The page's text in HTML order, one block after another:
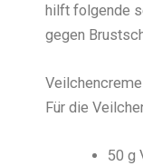
hilft folgende
gegen
Für die
50 g